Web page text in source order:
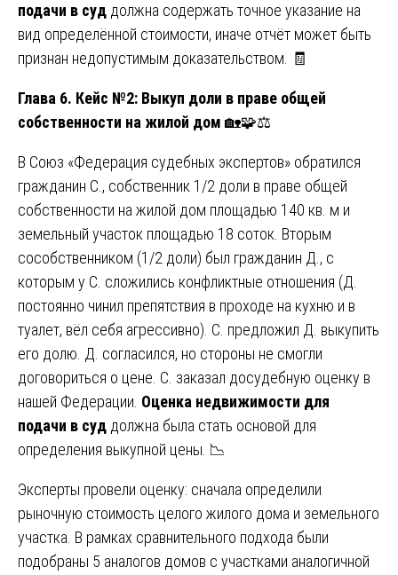
подачи в суд должна содержать точное указание на
вид определённой стоимости, иначе отчёт может быть
признан недопустимым доказательством. 🧾
Глава 6. Кейс №2: Выкуп доли в праве общей
собственности на жилой дом 🏡🧩⚖️
В Союз «Федерация судебных экспертов» обратился
гражданин С., собственник 1/2 доли в праве общей
собственности на жилой дом площадью 140 кв. м и
земельный участок площадью 18 соток. Вторым
сособственником (1/2 доли) был гражданин Д., с
которым у С. сложились конфликтные отношения (Д.
постоянно чинил препятствия в проходе на кухню и в
туалет, вёл себя агрессивно). С. предложил Д. выкупить
его долю. Д. согласился, но стороны не смогли
договориться о цене. С. заказал досудебную оценку в
нашей Федерации. Оценка недвижимости для
подачи в суд должна была стать основой для
определения выкупной цены. 📉
Эксперты провели оценку: сначала определили
рыночную стоимость целого жилого дома и земельного
участка. В рамках сравнительного подхода были
подобраны 5 аналогов домов с участками аналогичной